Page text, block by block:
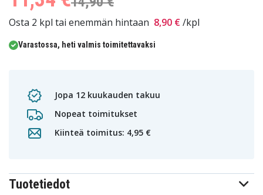
Osta 2 kpl tai enemmän hintaan 8,90 €/kpl
Varastossa, heti valmis toimitettavaksi
Jopa 12 kuukauden takuu
Nopeat toimitukset
Kiinteä toimitus: 4,95 €
Tuotetiedot